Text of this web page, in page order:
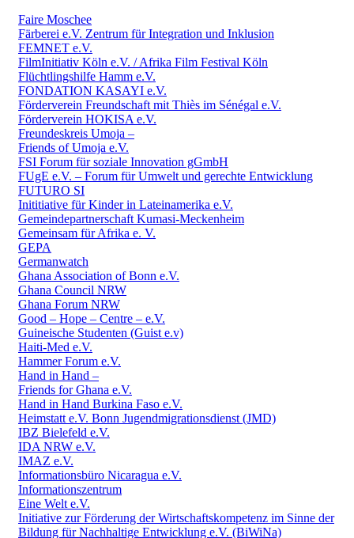
Faire Moschee
Färberei e.V. Zentrum für Integration und Inklusion
FEMNET e.V.
FilmInitiativ Köln e.V. / Afrika Film Festival Köln
Flüchtlingshilfe Hamm e.V.
FONDATION KASAYI e.V.
Förderverein Freundschaft mit Thiès im Sénégal e.V.
Förderverein HOKISA e.V.
Freundeskreis Umoja –
Friends of Umoja e.V.
FSI Forum für soziale Innovation gGmbH
FUgE e.V. – Forum für Umwelt und gerechte Entwicklung
FUTURO SI
Inititiative für Kinder in Lateinamerika e.V.
Gemeindepartnerschaft Kumasi-Meckenheim
Gemeinsam für Afrika e. V.
GEPA
Germanwatch
Ghana Association of Bonn e.V.
Ghana Council NRW
Ghana Forum NRW
Good – Hope – Centre – e.V.
Guineische Studenten (Guist e.v)
Haiti-Med e.V.
Hammer Forum e.V.
Hand in Hand –
Friends for Ghana e.V.
Hand in Hand Burkina Faso e.V.
Heimstatt e.V. Bonn Jugendmigrationsdienst (JMD)
IBZ Bielefeld e.V.
IDA NRW e.V.
IMAZ e.V.
Informationsbüro Nicaragua e.V.
Informationszentrum
Eine Welt e.V.
Initiative zur Förderung der Wirtschaftskompetenz im Sinne der
Bildung für Nachhaltige Entwicklung e.V. (BiWiNa)